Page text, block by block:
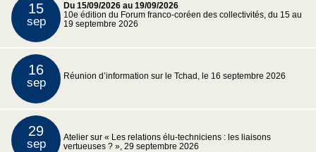
15
sep
Du 15/09/2026 au 19/09/2026
10e édition du Forum franco-coréen des collectivités, du 15 au
19 septembre 2026
16
sep Réunion d’information sur le Tchad, le 16 septembre 2026
29
sep
Atelier sur « Les relations élu-techniciens : les liaisons
vertueuses ? », 29 septembre 2026